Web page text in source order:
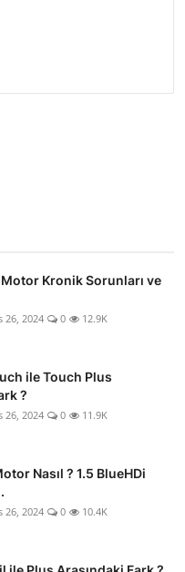
Motor Kronik Sorunları ve
26, 2024 0 12.9K
ile Touch Plus
?
26, 2024 0 11.9K
Nasıl ? 1.5 BlueHDi
26, 2024 0 10.4K